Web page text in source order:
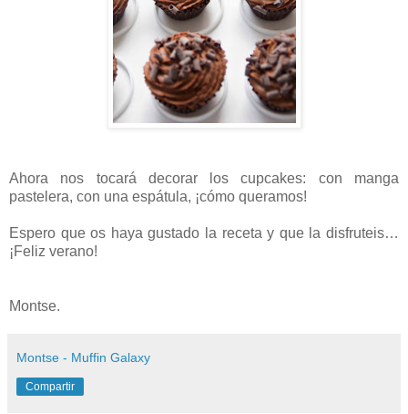
Ahora nos tocará decorar los cupcakes: con manga
pastelera, con una espátula, ¡cómo queramos!
Espero que os haya gustado la receta y que la disfruteis…
¡Feliz verano!
Montse.
Montse - Muffin Galaxy
Compartir